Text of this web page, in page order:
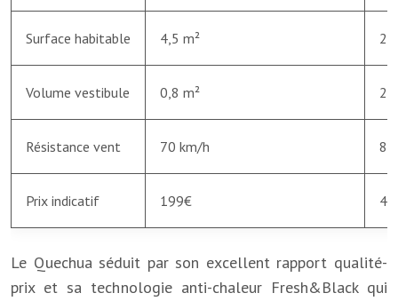
Surface habitable 4,5 m²
Volume vestibule 0,8 m² 2
Résistance vent 70 km/h 80
Prix indicatif 199€
Le Quechua séduit par son excellent rapport qualité-
prix et sa technologie anti-chaleur Fresh&Black qui